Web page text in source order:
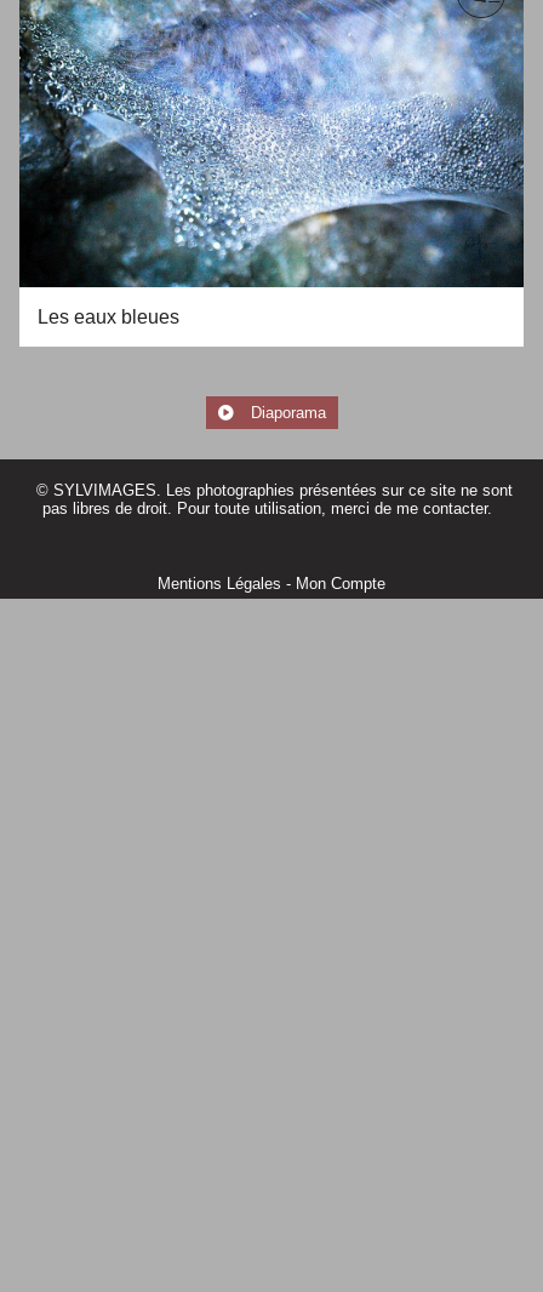
Les eaux bleues
Diaporama
© SYLVIMAGES. Les photographies présentées sur ce site ne sont
pas libres de droit. Pour toute utilisation, merci de me contacter.
Mentions Légales Mon Compte